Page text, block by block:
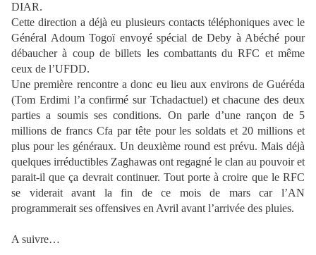
DIAR.
Cette direction a déjà eu plusieurs contacts téléphoniques avec le
Général Adoum Togoï envoyé spécial de Deby à Abéché pour
débaucher à coup de billets les combattants du RFC et même
ceux de l’UFDD.
Une première rencontre a donc eu lieu aux environs de Guéréda
(Tom Erdimi l’a confirmé sur Tchadactuel) et chacune des deux
parties a soumis ses conditions. On parle d’une rançon de 5
millions de francs Cfa par tête pour les soldats et 20 millions et
plus pour les généraux. Un deuxième round est prévu. Mais déjà
quelques irréductibles Zaghawas ont regagné le clan au pouvoir et
parait-il que ça devrait continuer. Tout porte à croire que le RFC
se viderait avant la fin de ce mois de mars car l’AN
programmerait ses offensives en Avril avant l’arrivée des pluies.
A suivre…